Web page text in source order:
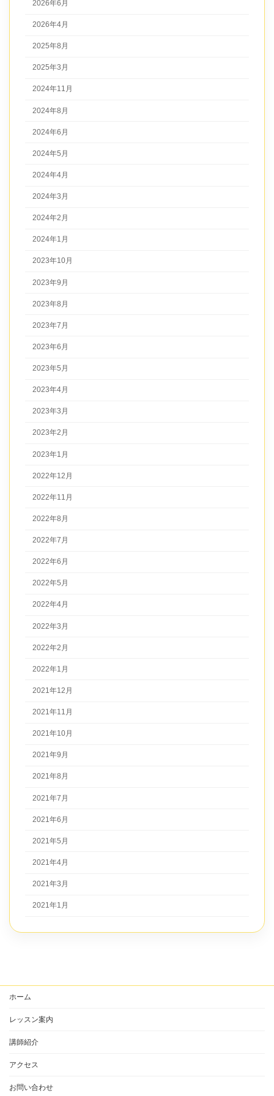
2026年6月
2026年4月
2025年8月
2025年3月
2024年11月
2024年8月
2024年6月
2024年5月
2024年4月
2024年3月
2024年2月
2024年1月
2023年10月
2023年9月
2023年8月
2023年7月
2023年6月
2023年5月
2023年4月
2023年3月
2023年2月
2023年1月
2022年12月
2022年11月
2022年8月
2022年7月
2022年6月
2022年5月
2022年4月
2022年3月
2022年2月
2022年1月
2021年12月
2021年11月
2021年10月
2021年9月
2021年8月
2021年7月
2021年6月
2021年5月
2021年4月
2021年3月
2021年1月
ホーム
レッスン案内
講師紹介
アクセス
お問い合わせ